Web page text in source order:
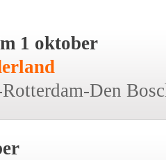
1 oktober
Den